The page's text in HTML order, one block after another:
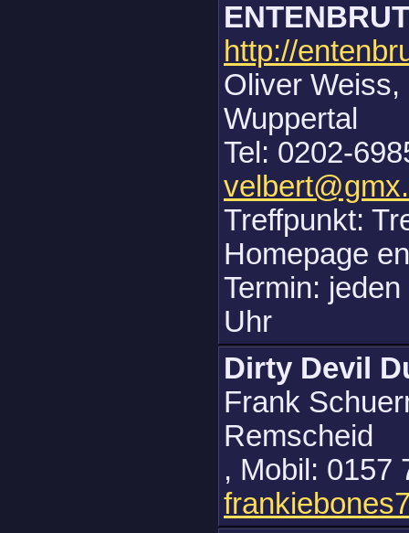
http://
Oliver
Wuppertal
Tel: 0202-
Treffpunkt:
Homepage
Termin:
Uhr
Dirty Devil
Frank
Remscheid
, Mobil: 0157